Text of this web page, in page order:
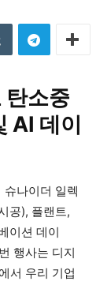
탄소중
AI 데이
나이더 일렉
공), 플랜트,
이션 데이
행사는 디지
서 우리 기업